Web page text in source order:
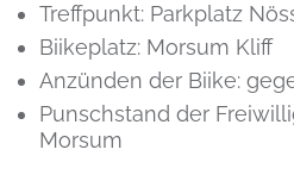
Treffpunkt: Parkplatz
Biikeplatz: Morsum Kliff
Anzünden der Biike:
Punschstand der
Morsum